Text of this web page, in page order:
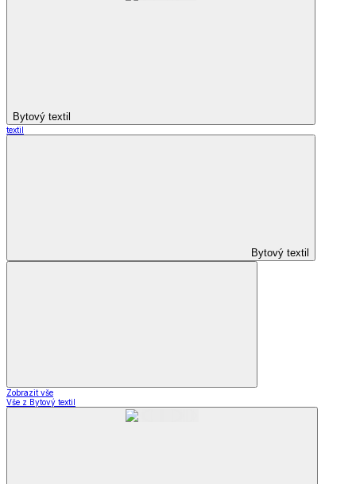
Bytový textil
textil
Bytový textil
Zobrazit vše
Vše z Bytový textil